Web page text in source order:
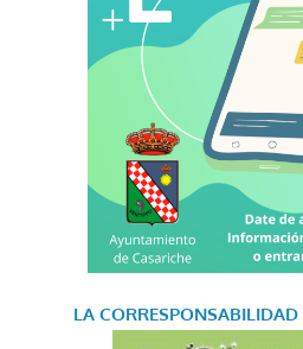
LA CORRESPONSABILIDAD